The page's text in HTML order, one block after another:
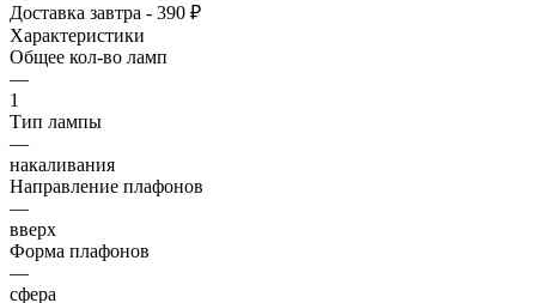
Доставка завтра - 390 ₽
Характеристики
Общее кол-во ламп
—
1
Тип лампы
—
накаливания
Направление плафонов
—
вверх
Форма плафонов
—
сфера